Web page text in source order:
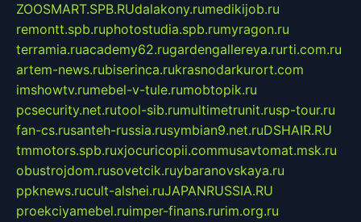
ZOOSMART.SPB.RUdalakony.rumedikijob.ru
remontt.spb.ruphotostudia.spb.rumyragon.ru
terramia.ruacademy62.rugardengallereya.rurti.com.ru
artem-news.rubiserinca.rukrasnodarkurort.com
imshowtv.rumebel-v-tule.rumobtopik.ru
pcsecurity.net.rutool-sib.rumultimetrunit.rusp-tour.ru
fan-cs.rusanteh-russia.rusymbian9.net.ruDSHAIR.RU
tmmotors.spb.ruxjocuricopii.commusavtomat.msk.ru
obustrojdom.rusovetcik.ruybaranovskaya.ru
ppknews.rucult-alshei.ruJAPANRUSSIA.RU
proekciyamebel.ruimper-finans.rurim.org.ru